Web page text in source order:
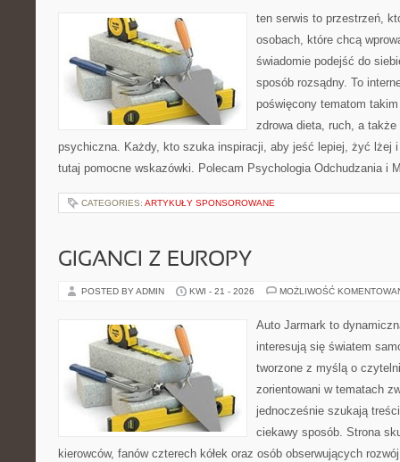
ten serwis to przestrzeń,
osobach, które chcą
świadomie podejść do
sposób rozsądny. To
poświęcony tematom
zdrowa dieta, ruch, a
psychiczna. Każdy, kto szuka inspiracji, aby jeść lepiej, żyć lżej
tutaj pomocne wskazówki. Polecam Psychologia Odchudzania i
CATEGORIES: ARTYKUŁY SPONSOROWANE
GIGANCI Z EUROPY
POSTED BY ADMIN KWI - 21 - 2026 MOŻLIWOŚĆ
Auto Jarmark to
interesują się światem
tworzone z myślą o
zorientowani w tematach
jednocześnie szukają
ciekawy sposób. Strona
kierowców, fanów czterech kółek oraz osób obserwujących